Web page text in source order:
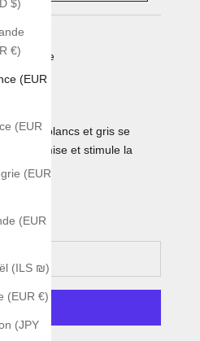
$)
€)
(EUR
(EUR
(EUR
(EUR
(ILS ₪)
(EUR €)
(JPY
diamètre
bijou
Tahiti blancs et gris se
dynamise et stimule la